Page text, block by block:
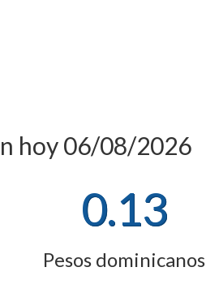
hoy 06/08/2026
0.13
Pesos dominicanos